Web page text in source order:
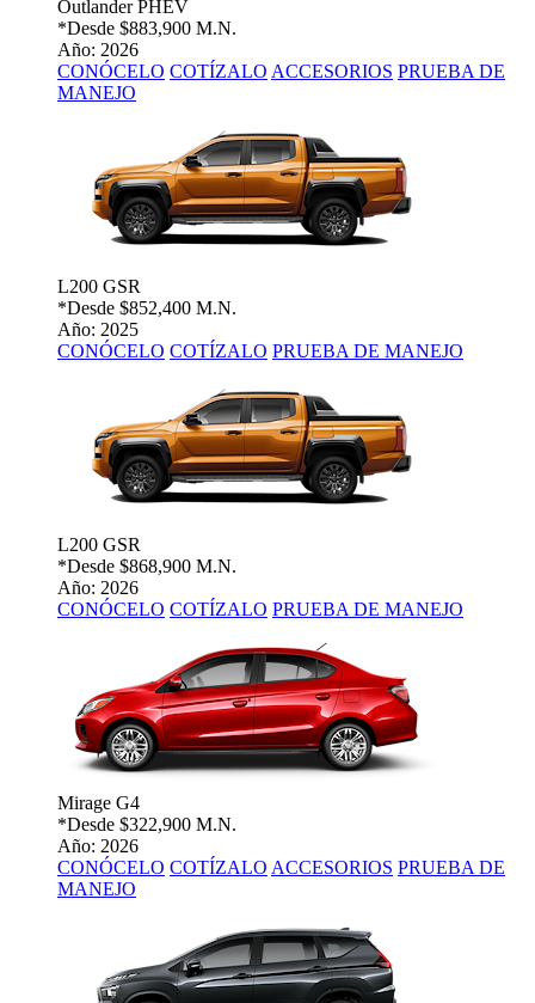
Outlander PHEV
*Desde $883,900 M.N.
Año: 2026
CONÓCELO COTÍZALO ACCESORIOS PRUEBA DE
MANEJO
L200 GSR
*Desde $852,400 M.N.
Año: 2025
CONÓCELO COTÍZALO PRUEBA DE MANEJO
L200 GSR
*Desde $868,900 M.N.
Año: 2026
CONÓCELO COTÍZALO PRUEBA DE MANEJO
Mirage G4
*Desde $322,900 M.N.
Año: 2026
CONÓCELO COTÍZALO ACCESORIOS PRUEBA DE
MANEJO